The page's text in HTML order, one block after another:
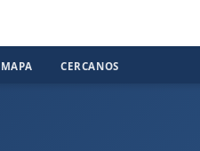
MAPA CERCANOS